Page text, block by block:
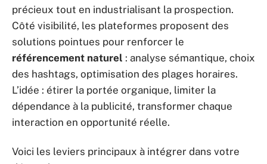
précieux tout en industrialisant la prospection.
Côté visibilité, les plateformes proposent des
solutions pointues pour renforcer le
référencement naturel : analyse sémantique, choix
des hashtags, optimisation des plages horaires.
L’idée : étirer la portée organique, limiter la
dépendance à la publicité, transformer chaque
interaction en opportunité réelle.
Voici les leviers principaux à intégrer dans votre